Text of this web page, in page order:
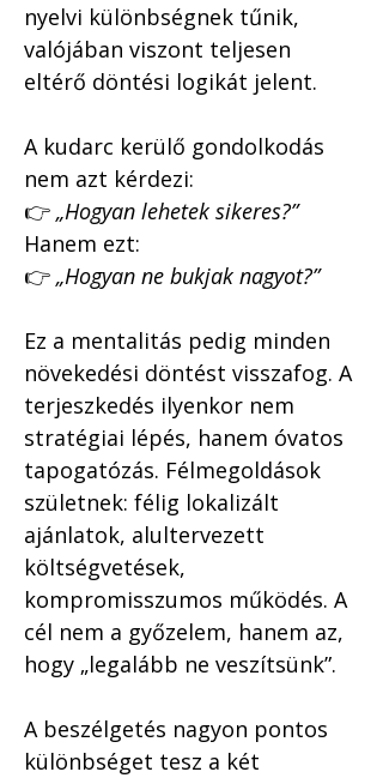
nyelvi különbségnek tűnik,
valójában viszont teljesen
eltérő döntési logikát jelent.
A kudarc kerülő gondolkodás
nem azt kérdezi:
👉 „Hogyan lehetek sikeres?”
Hanem ezt:
👉 „Hogyan ne bukjak nagyot?”
Ez a mentalitás pedig minden
növekedési döntést visszafog. A
terjeszkedés ilyenkor nem
stratégiai lépés, hanem óvatos
tapogatózás. Félmegoldások
születnek: félig lokalizált
ajánlatok, alultervezett
költségvetések,
kompromisszumos működés. A
cél nem a győzelem, hanem az,
hogy „legalább ne veszítsünk”.
A beszélgetés nagyon pontos
különbséget tesz a két